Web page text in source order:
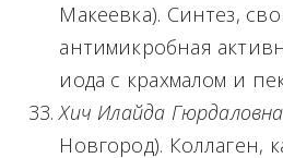
Макеевка). Синтез,
антимикробная
иода с крахмалом и
Хич Илайда Гюрдаловна
Новгород). Коллаген,